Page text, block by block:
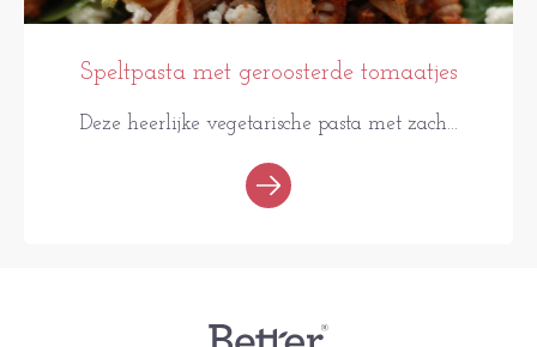
Speltpasta met geroosterde tomaatjes
Deze heerlijke vegetarische pasta met zach...